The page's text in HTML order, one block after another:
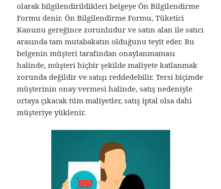
olarak bilgilendirildikleri belgeye Ön Bilgilendirme
Formu denir. Ön Bilgilendirme Formu, Tüketici
Kanunu gereğince zorunludur ve satın alan ile satıcı
arasında tam mutabakatın olduğunu teyit eder. Bu
belgenin müşteri tarafından onaylanmaması
halinde, müşteri hiçbir şekilde maliyete katlanmak
zorunda değildir ve satışı reddedebilir. Tersi biçimde
müşterinin onay vermesi halinde, satış nedeniyle
ortaya çıkacak tüm maliyetler, satış iptal olsa dahi
müşteriye yüklenir.